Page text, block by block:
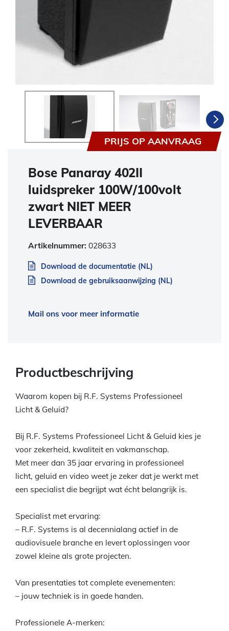
PRIJS OP AANVRAAG
Bose Panaray 402II
luidspreker 100W/100volt
zwart NIET MEER
LEVERBAAR
Artikelnummer: 028633
Download de documentatie (NL)
Download de gebruiksaanwijzing (NL)
Mail ons voor meer informatie
Productbeschrijving
Waarom kopen bij R.F. Systems Professioneel
Licht & Geluid?
Bij R.F. Systems Professioneel Licht & Geluid kies je
voor zekerheid, kwaliteit en vakmanschap.
Met meer dan 35 jaar ervaring in professioneel
licht, geluid en video weet je zeker dat je werkt met
een specialist die begrijpt wat écht belangrijk is.
Specialist met ervaring:
– R.F. Systems is al decennialang actief in de
audiovisuele branche en levert oplossingen voor
zowel kleine als grote projecten.
Van presentaties tot complete evenementen:
– jouw techniek is in goede handen.
Professionele A-merken: